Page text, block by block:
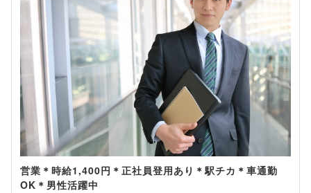
営業＊時給1,400円＊正社員登用あり＊駅チカ＊車通勤
OK＊男性活躍中